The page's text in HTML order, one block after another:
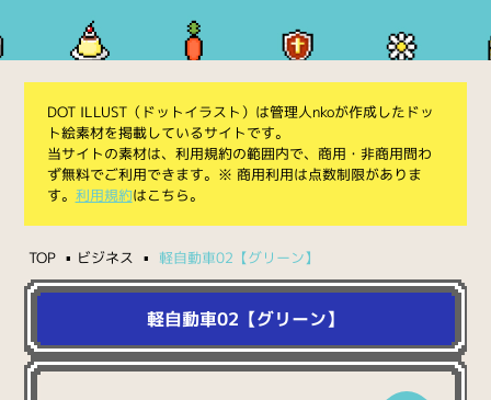
DOT ILLUST（ドットイラスト）は管理人nkoが作成したドッ
ト絵素材を掲載しているサイトです。
当サイトの素材は、利用規約の範囲内で、商用・非商用問わ
ず無料でご利用できます。※ 商用利用は点数制限がありま
す。 利用規約はこちら。
TOP ビジネス 軽自動車02【グリーン】
軽自動車02【グリーン】